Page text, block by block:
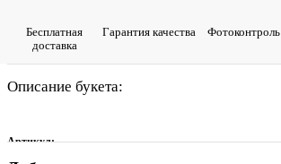
Бесплатная
доставка
Гарантия качества Фото­контроль
Описание букета:
Артикул: